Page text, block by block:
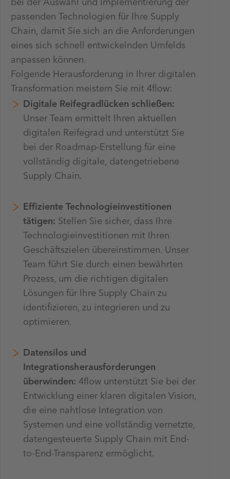
bei der Auswahl und Implementierung der
passenden Technologien für Ihre Supply
Chain, damit Sie sich an die Anforderungen
eines sich schnell entwickelnden Umfelds
anpassen können.
Folgende Herausforderung in Ihrer digitalen
Transformation meistern Sie mit 4flow:
Digitale Reifegradlücken schließen:
Unser Team ermittelt Ihren aktuellen
digitalen Reifegrad und unterstützt Sie
bei der Roadmap-Erstellung für eine
vollständig digitale, datengetriebene
Supply Chain.
Effiziente Technologieinvestitionen
tätigen: Stellen Sie sicher, dass Ihre
Technologieinvestitionen mit Ihren
Geschäftszielen übereinstimmen. Unser
Team führt Sie durch einen bewährten
Prozess, um die richtigen digitalen
Lösungen für Ihre Supply Chain zu
identifizieren, zu integrieren und zu
optimieren.
Datensilos und
Integrationsherausforderungen
überwinden: 4flow unterstützt Sie bei der
Entwicklung einer klaren digitalen Vision,
die eine nahtlose Integration von
Systemen und eine vollständig vernetzte,
datengesteuerte Supply Chain mit End-
to-End-Transparenz ermöglicht.